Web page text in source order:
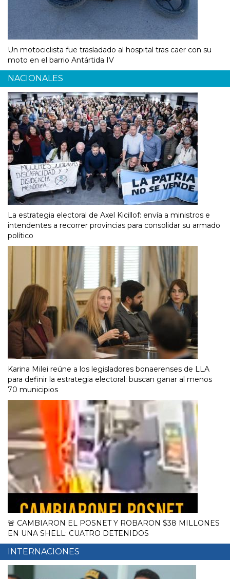
Un motociclista fue trasladado al hospital tras caer con su
moto en el barrio Antártida IV
NACIONALES
La estrategia electoral de Axel Kicillof: envía a ministros e
intendentes a recorrer provincias para consolidar su armado
político
Karina Milei reúne a los legisladores bonaerenses de LLA
para definir la estrategia electoral: buscan ganar al menos
70 municipios
🚨 CAMBIARON EL POSNET Y ROBARON $38 MILLONES
EN UNA SHELL: CUATRO DETENIDOS
INTERNACIONES